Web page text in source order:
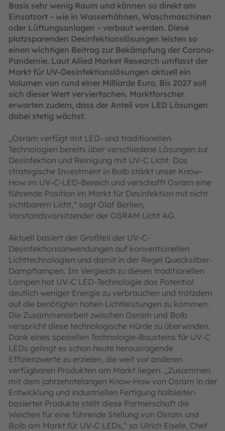
Basis sehr wenig Raum und können so direkt am
Einsatzort – wie in Wasserhähnen, Waschmaschinen
oder Lüftungsanlagen – verbaut werden. Diese
platzsparenden Desinfektionslösungen leisten so
einen wichtigen Beitrag zur Bekämpfung der Corona-
Pandemie. Laut Allied Market Research umfasst der
Markt für UV-Desinfektionslösungen aktuell ein
Volumen von rund einer Milliarde Euro. Bis 2027 soll
sich dieser Wert vervierfachen. Marktforscher
erwarten zudem, dass der Anteil von LED Lösungen
dabei stetig wächst.
„Osram verfügt mit LED- und traditionellen
Technologien bereits über verschiedene Lösungen zur
Desinfektion und Reinigung mit UV-C Licht. Das
strategische Investment in Bolb stärkt unser Know-
How im UV-C-LED-Bereich und verschafft Osram eine
führende Position im Markt für Desinfektion mit nicht
sichtbarem Licht,“ sagt Olaf Berlien,
Vorstandsvorsitzender der OSRAM Licht AG.
Aktuell basiert der Großteil der UV-C-
Desinfektionsanwendungen auf konventionellen
Lichttechnologien und damit in der Regel Quecksilber-
Dampflampen. Im Vergleich zu diesen traditionellen
Lampen hat UV-C LED-Technologie das Potential
deutlich weniger Energie zu verbrauchen und trotzdem
auf die benötigten hohen Lichtleistungen zu kommen.
Die Zusammenarbeit zwischen Osram und Bolb
verspricht diese technologische Hürde zu überwinden.
Dank eines speziellen Technologie-Bausteins für UV-C
LEDs gelingt es schon heute herausragende
Effizienzwerte zu erzielen, die weit vor anderen
verfügbaren Produkten am Markt liegen. „Zusammen
mit dem jahrzehntelangen Know-How von Osram in der
Entwicklung und industriellen Fertigung halbleiter-
basierter Produkte stellt diese Partnerschaft die
Weichen für eine führende Stellung von Osram und
Bolb am Markt für UV-C LEDs,“ so Ulrich Eisele, Chef